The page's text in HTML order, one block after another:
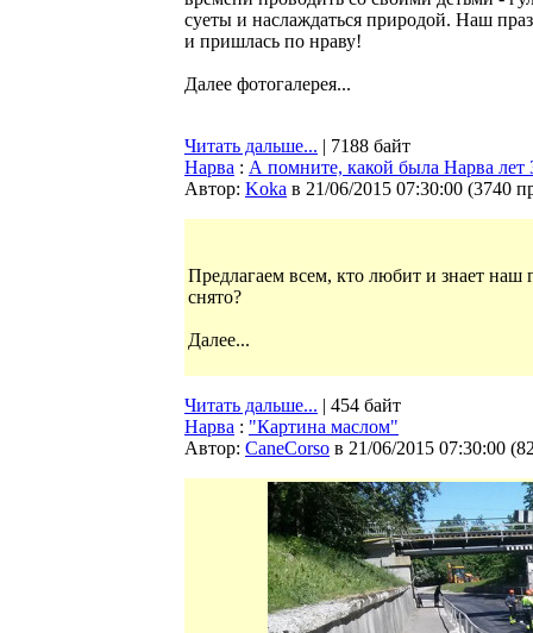
суеты и наслаждаться природой. Наш
и пришлась по нраву!
Далее фотогалерея...
Читать дальше... | 7188 байт
Нарва : А помните, какой была Нарва лет
Автор: Koka в 21/06/2015 07:30:00 (3740
Предлагаем всем, кто любит и знает наш
снято?
Далее...
Читать дальше... | 454 байт
Нарва : "Картина маслом"
Автор: CaneCorso в 21/06/2015 07:30:00 (